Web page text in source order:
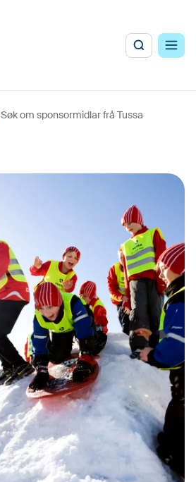
Søk om sponsormidlar frå Tussa